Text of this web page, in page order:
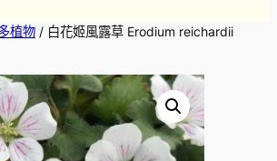
植物/ 白花姬風露草 Erodium reichardii